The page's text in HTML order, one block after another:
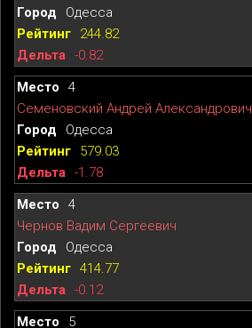
Одесса
244.82
-0.82
4
Семеновский Андрей Александрович
Одесса
579.03
-1.78
4
Чернов Вадим Сергеевич
Одесса
414.77
-0.12
5